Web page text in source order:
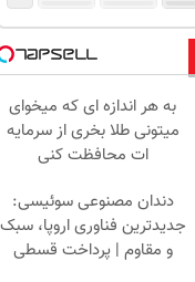
به هر اندازه ای که میخوای
میتونی طلا بخری از سرمایه
ات محافظت کنی
دندان مصنوعی سوئیسی:
جدیدترین فناوری اروپا، سبک
و مقاوم | پرداخت قسطی